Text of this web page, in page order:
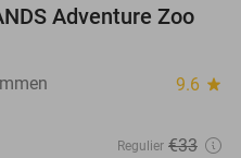
24%
Adventure Zoo
9.6 star
Regulier €33